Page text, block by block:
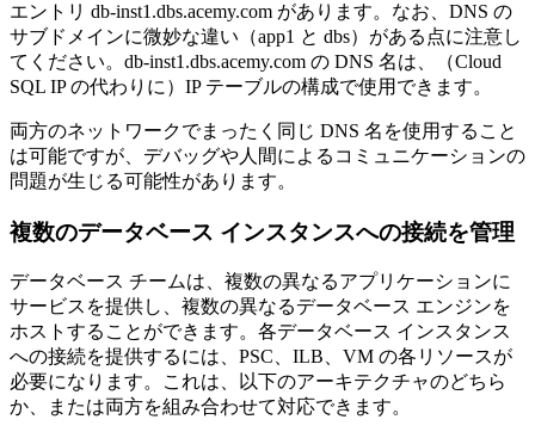
エントリ db-inst1.dbs.acemy.com があります。なお、DNS の
サブドメインに微妙な違い（app1 と dbs）がある点に注意し
てください。db-inst1.dbs.acemy.com の DNS 名は、（Cloud
SQL IP の代わりに）IP テーブルの構成で使用できます。
両方のネットワークでまったく同じ DNS 名を使用すること
は可能ですが、デバッグや人間によるコミュニケーションの
問題が生じる可能性があります。
複数のデータベース インスタンスへの接続を管理
データベース チームは、複数の異なるアプリケーションに
サービスを提供し、複数の異なるデータベース エンジンを
ホストすることができます。各データベース インスタンス
への接続を提供するには、PSC、ILB、VM の各リソースが
必要になります。これは、以下のアーキテクチャのどちら
か、または両方を組み合わせて対応できます。